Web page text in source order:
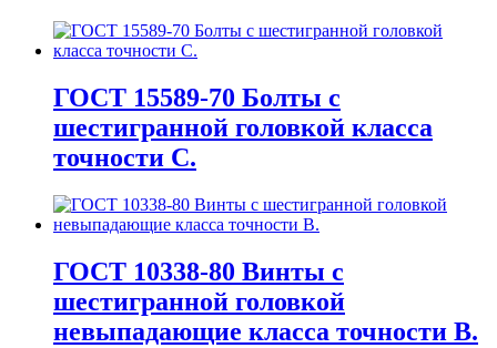
ГОСТ 15589-70 Болты с
шестигранной головкой класса
точности С.
ГОСТ 10338-80 Винты с
шестигранной головкой
невыпадающие класса точности В.